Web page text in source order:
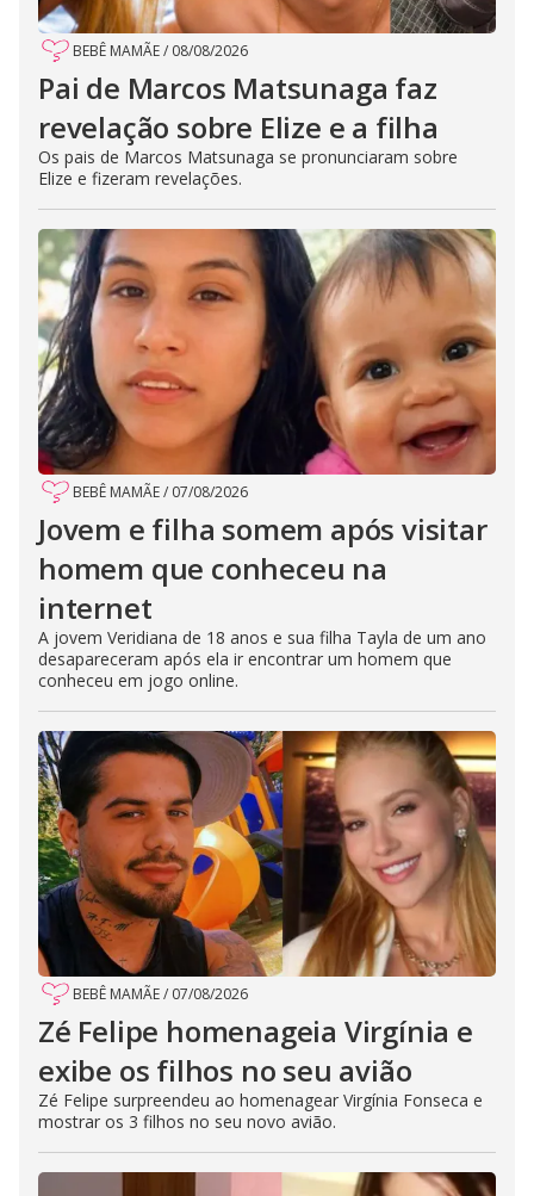
BEBÊ MAMÃE/ 08/08/2026
Pai de Marcos Matsunaga faz
revelação sobre Elize e a filha
Os pais de Marcos Matsunaga se pronunciaram sobre
Elize e fizeram revelações.
BEBÊ MAMÃE/ 07/08/2026
Jovem e filha somem após visitar
homem que conheceu na
internet
A jovem Veridiana de 18 anos e sua filha Tayla de um ano
desapareceram após ela ir encontrar um homem que
conheceu em jogo online.
BEBÊ MAMÃE/ 07/08/2026
Zé Felipe homenageia Virgínia e
exibe os filhos no seu avião
Zé Felipe surpreendeu ao homenagear Virgínia Fonseca e
mostrar os 3 filhos no seu novo avião.